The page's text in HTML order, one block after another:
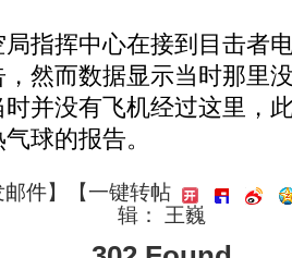
挥中心在接到目击者
然而数据显示当时那里
并没有飞机经过这里，
球的报告。
邮件】
【一键转帖
辑： 王巍